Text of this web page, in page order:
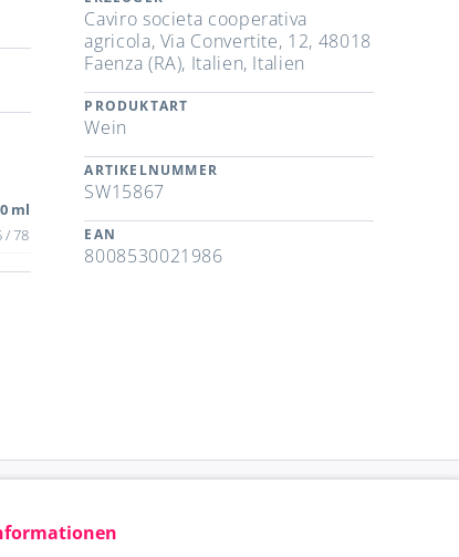
ml
/ 78
Caviro societa cooperativa
agricola, Via Convertite, 12, 48018
Faenza (RA), Italien, Italien
PRODUKTART
Wein
ARTIKELNUMMER
SW15867
EAN
8008530021986